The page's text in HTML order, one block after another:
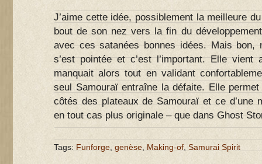
J’aime cette idée, possiblement la meilleure
bout de son nez vers la fin du
avec ces satanées bonnes idées. Mais
s’est pointée et c’est l’important. Elle
manquait alors tout en validant
seul Samouraï entraîne la défaite. Elle
côtés des plateaux de Samouraï et ce d’une
en tout cas plus originale – que dans Ghost
Tags: Funforge genèse Making-of Samurai Spirit